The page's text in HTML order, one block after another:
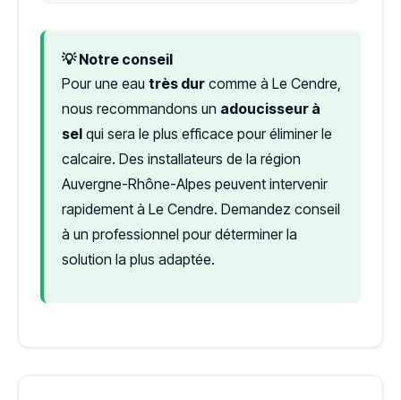
💡 Notre conseil
Pour une eau très dur comme à Le Cendre,
nous recommandons un adoucisseur à
sel qui sera le plus efficace pour éliminer le
calcaire. Des installateurs de la région
Auvergne-Rhône-Alpes peuvent intervenir
rapidement à Le Cendre. Demandez conseil
à un professionnel pour déterminer la
solution la plus adaptée.